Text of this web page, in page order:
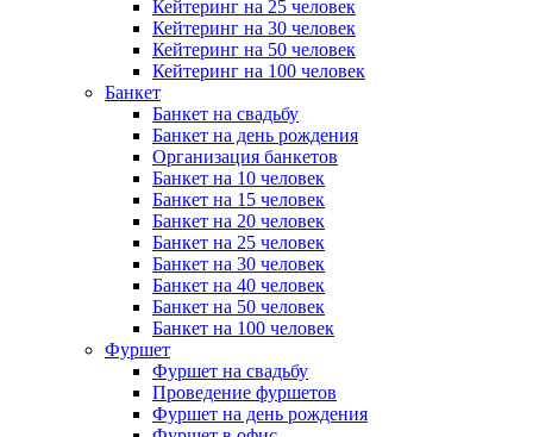
Кейтеринг на 25 человек
Кейтеринг на 30 человек
Кейтеринг на 50 человек
Кейтеринг на 100 человек
Банкет
Банкет на свадьбу
Банкет на день рождения
Организация банкетов
Банкет на 10 человек
Банкет на 15 человек
Банкет на 20 человек
Банкет на 25 человек
Банкет на 30 человек
Банкет на 40 человек
Банкет на 50 человек
Банкет на 100 человек
Фуршет
Фуршет на свадьбу
Проведение фуршетов
Фуршет на день рождения